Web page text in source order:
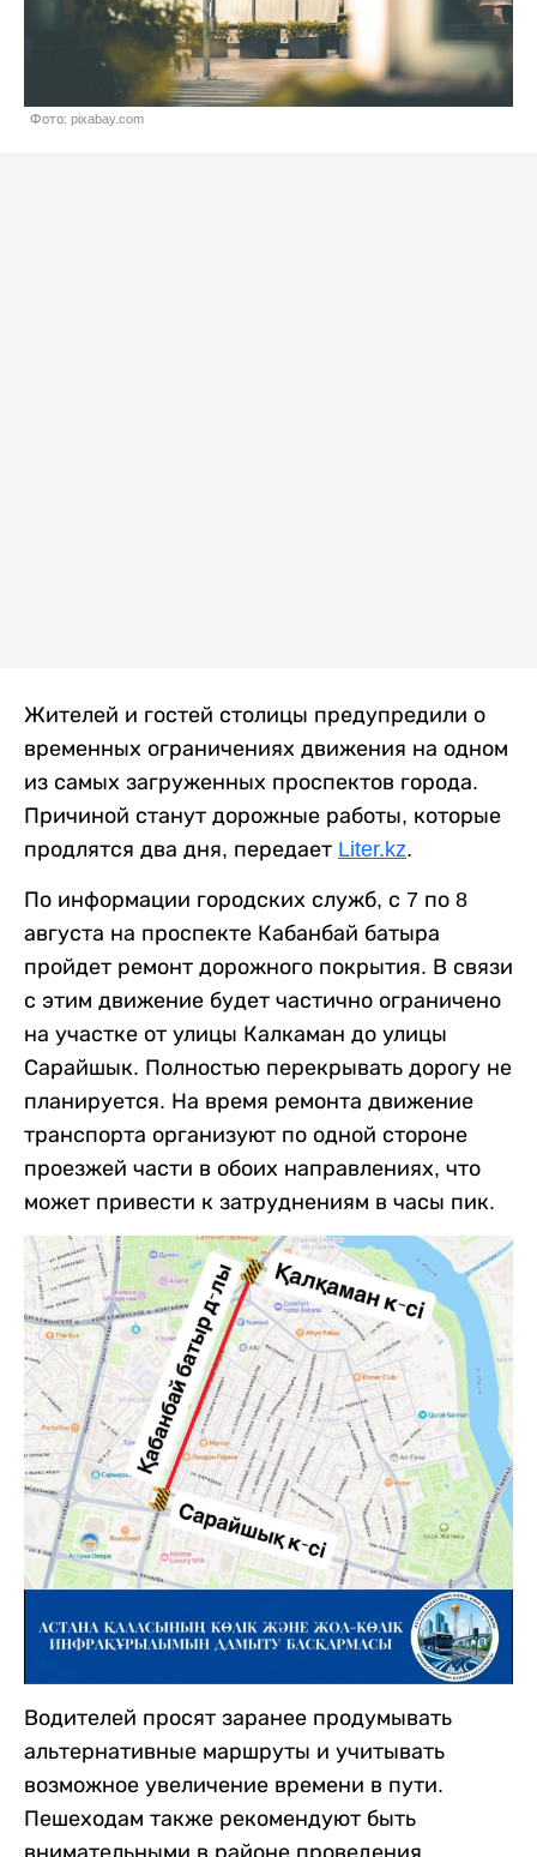
Фото: pixabay.com
Жителей и гостей столицы предупредили о
временных ограничениях движения на одном
из самых загруженных проспектов города.
Причиной станут дорожные работы, которые
продлятся два дня, передает Liter.kz.
По информации городских служб, с 7 по 8
августа на проспекте Кабанбай батыра
пройдет ремонт дорожного покрытия. В связи
с этим движение будет частично ограничено
на участке от улицы Калкаман до улицы
Сарайшык. Полностью перекрывать дорогу не
планируется. На время ремонта движение
транспорта организуют по одной стороне
проезжей части в обоих направлениях, что
может привести к затруднениям в часы пик.
Водителей просят заранее продумывать
альтернативные маршруты и учитывать
возможное увеличение времени в пути.
Пешеходам также рекомендуют быть
внимательными в районе проведения